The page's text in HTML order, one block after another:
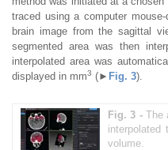
traced using a computer
brain image from the sagittal
segmented area was then
interpolated area was
displayed in mm3 (► Fig. 3).
Fig. 3 - The
volume.